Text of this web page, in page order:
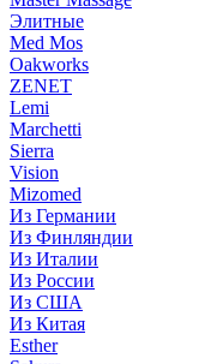
Элитные
Med Mos
Oakworks
ZENET
Lemi
Marchetti
Sierra
Vision
Mizomed
Из Германии
Из Финляндии
Из Италии
Из России
Из США
Из Китая
Esther